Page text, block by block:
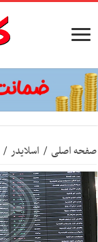
صفحه اصلی / اسلایدر /